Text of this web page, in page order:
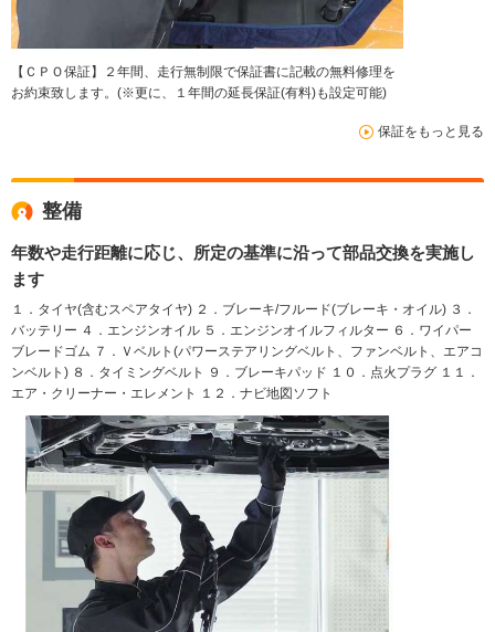
【ＣＰＯ保証】２年間、走行無制限で保証書に記載の無料修理を
お約束致します。(※更に、１年間の延長保証(有料)も設定可能)
保証をもっと見る
整備
年数や走行距離に応じ、所定の基準に沿って部品交換を実施し
ます
１．タイヤ(含むスペアタイヤ) ２．ブレーキ/フルード(ブレーキ・オイル) ３．
バッテリー ４．エンジンオイル ５．エンジンオイルフィルター ６．ワイパー
ブレードゴム ７．Ｖベルト(パワーステアリングベルト、ファンベルト、エアコ
ンベルト) ８．タイミングベルト ９．ブレーキパッド １０．点火プラグ １１．
エア・クリーナー・エレメント １２．ナビ地図ソフト